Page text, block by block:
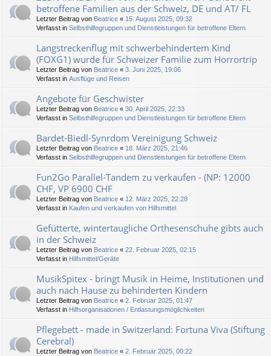
betroffene Familien aus der Schweiz, DE und AT/ FL
Letzter Beitrag von Beatrice « 15. August 2025, 09:32
Verfasst in Selbsthilfegruppen und Dienstleistungen für betroffene Eltern
Langstreckenflug mit schwerbehindertem Kind
(FOXG1) wurde für Schweizer Familie zum Horrortrip
Letzter Beitrag von Beatrice « 3. Juni 2025, 19:06
Verfasst in Ausflüge und Reisen
Angebote für Geschwister
Letzter Beitrag von Beatrice « 30. April 2025, 22:33
Verfasst in Selbsthilfegruppen und Dienstleistungen für betroffene Eltern
Bardet-Biedl-Synrdom Vereinigung Schweiz
Letzter Beitrag von Beatrice « 18. März 2025, 21:46
Verfasst in Selbsthilfegruppen und Dienstleistungen für betroffene Eltern
Fun2Go Parallel-Tandem zu verkaufen - (NP: 12000
CHF, VP 6900 CHF
Letzter Beitrag von Beatrice « 12. März 2025, 22:28
Verfasst in Kaufen und verkaufen von Hilfsmittel
Gefütterte, wintertaugliche Orthesenschuhe gibts auch
in der Schweiz
Letzter Beitrag von Beatrice « 22. Februar 2025, 02:15
Verfasst in Hilfsmittel/Geräte
MusikSpitex - bringt Musik in Heime, Institutionen und
auch nach Hause zu behinderten Kindern
Letzter Beitrag von Beatrice « 2. Februar 2025, 01:47
Verfasst in Hilfsorganisationen / Entlastungsmöglichkeiten
Pflegebett - made in Switzerland: Fortuna Viva (Stiftung
Cerebral)
Letzter Beitrag von Beatrice « 2. Februar 2025, 00:22